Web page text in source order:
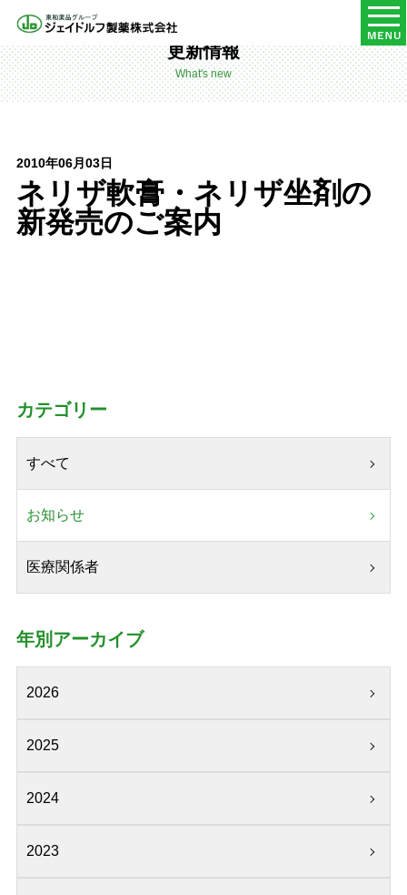
更新情報
What's new
2010年06月03日
ネリザ軟膏・ネリザ坐剤の
新発売のご案内
カテゴリー
すべて
お知らせ
医療関係者
年別アーカイブ
2026
2025
2024
2023